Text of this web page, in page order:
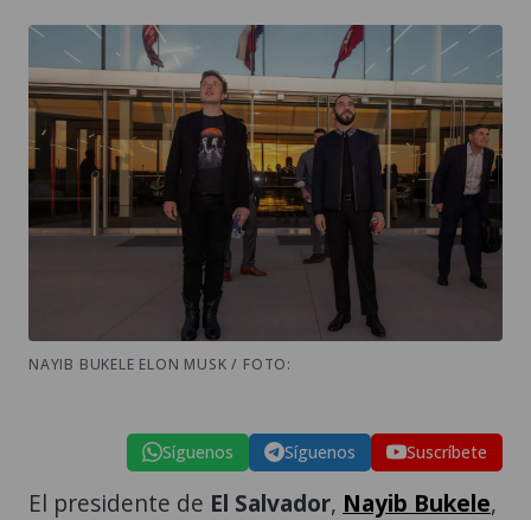
NAYIB BUKELE ELON MUSK / FOTO:
Síguenos Síguenos Suscríbete
El presidente de El Salvador, Nayib Bukele,